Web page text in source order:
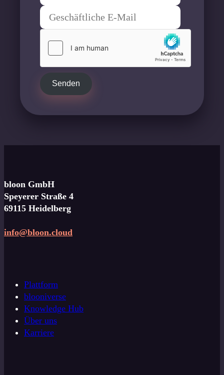
Senden
bloon GmbH
Speyerer Straße 4
69115 Heidelberg
info@bloon.cloud
Plattform
blooniverse
Knowledge Hub
Über uns
Karriere